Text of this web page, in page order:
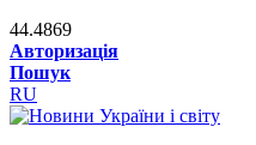
44.4869
Авторизація
Пошук
RU